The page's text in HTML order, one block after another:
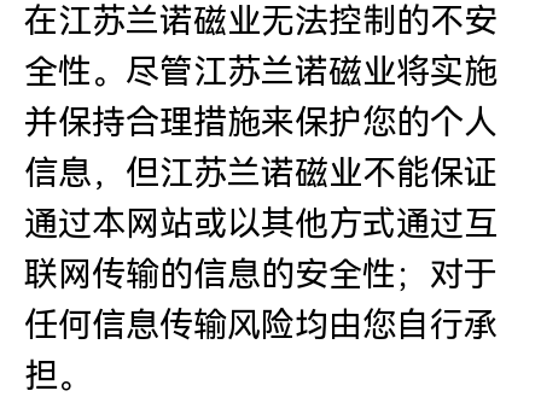
在江苏兰诺磁业无法控制的不安
全性。尽管江苏兰诺磁业将实施
并保持合理措施来保护您的个人
信息，但江苏兰诺磁业不能保证
通过本网站或以其他方式通过互
联网传输的信息的安全性；对于
任何信息传输风险均由您自行承
担。